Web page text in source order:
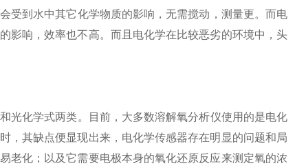
受到水中其它化学物质的影响，无需搅动，测量更。而电
影响，效率也不高。而且电化学在比较恶劣的环境中，头
光化学式两类。目前，大多数溶解氧分析仪使用的是电化
，其缺点便显现出来，电化学传感器存在明显的问题和局
老化；以及它需要电极本身的氧化还原反应来测定氧的浓